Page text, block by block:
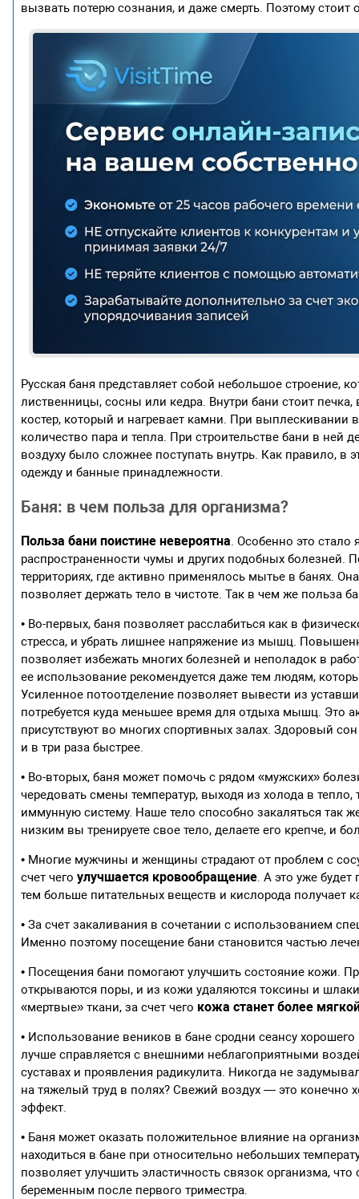
вызвать потерю сознания, и даже смерть. Поэтому стоит
Русская баня представляет собой небольшое строение,
лиственницы, сосны или кедра. Внутри бани стоит
костер, который и нагревает камни. При
количество пара и тепла. При строительстве бани в
воздуху было сложнее поступать внутрь. Как правило,
одежду и банные принадлежности.
Баня: в чем польза для организма?
Польза бани поистине невероятна. Особенно это
распространенности чумы и других подобных болезней.
территориях, где активно применялось мытье в банях.
позволяет держать тело в чистоте. Так в чем же польза
• Во-первых, баня позволяет расслабиться как в
стресса, и убрать лишнее напряжение из мышц.
позволяет избежать многих болезней и неполадок в
ее использование рекомендуется даже тем людям,
Усиленное потоотделение позволяет вывести из
потребуется куда меньшее время для отдыха мышц. Это
присутствуют во многих спортивных залах. Здоровый
и в три раза быстрее.
• Во-вторых, баня может помочь с рядом «мужских»
чередовать смены температур, выходя из холода в
иммунную систему. Наше тело способно закаляться так
низким вы тренируете свое тело, делаете его крепче, и
• Многие мужчины и женщины страдают от проблем с
счет чегоулучшается кровообращение. А это уже
тем больше питательных веществ и кислорода получает
• За счет закаливания в сочетании с использованием
Именно поэтому посещение бани становится частью
• Посещения бани помогают улучшить состояние кожи.
открываются поры, и из кожи удаляются токсины и
«мертвые» ткани, за счет чего кожа станет более
• Использование веников в бане сродни сеансу
лучше справляется с внешними неблагоприятными
суставах и проявления радикулита. Никогда не
на тяжелый труд в полях? Свежий воздух — это конечно
эффект.
• Баня может оказать положительное влияние на
находиться в бане при относительно небольших
позволяет улучшить эластичность связок организма,
беременным после первого триместра.